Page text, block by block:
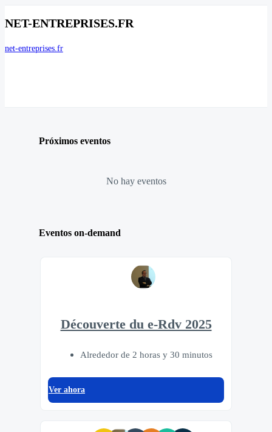
NET-ENTREPRISES.FR
net-entreprises.fr
Próximos eventos
No hay eventos
Eventos on-demand
Découverte du e-Rdv 2025
Alrededor de 2 horas y 30 minutos
Ver ahora